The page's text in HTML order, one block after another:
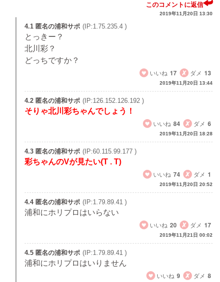
このコメントに返信
2019年11月20日 13:30
4.1 匿名の浦和サポ (IP:1.75.235.4 )
とっきー？
北川彩？
どっちですか？
いいね 17 ダメ 13
2019年11月20日 13:44
4.2 匿名の浦和サポ (IP:126.152.126.192 )
そりゃ北川彩ちゃんでしょう！
いいね 84 ダメ 6
2019年11月20日 18:28
4.3 匿名の浦和サポ (IP:60.115.99.177 )
彩ちゃんのVが見たい(T . T)
いいね 74 ダメ 1
2019年11月20日 20:52
4.4 匿名の浦和サポ (IP:1.79.89.41 )
浦和にホリプロはいらない
いいね 20 ダメ 17
2019年11月21日 00:02
4.5 匿名の浦和サポ (IP:1.79.89.41 )
浦和にホリプロはいりません
いいね 9 ダメ 8